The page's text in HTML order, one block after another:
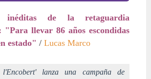
de la retaguardia
"Para llevar 86 años escondidas
estado" / Lucas Marco
lanza una campaña de